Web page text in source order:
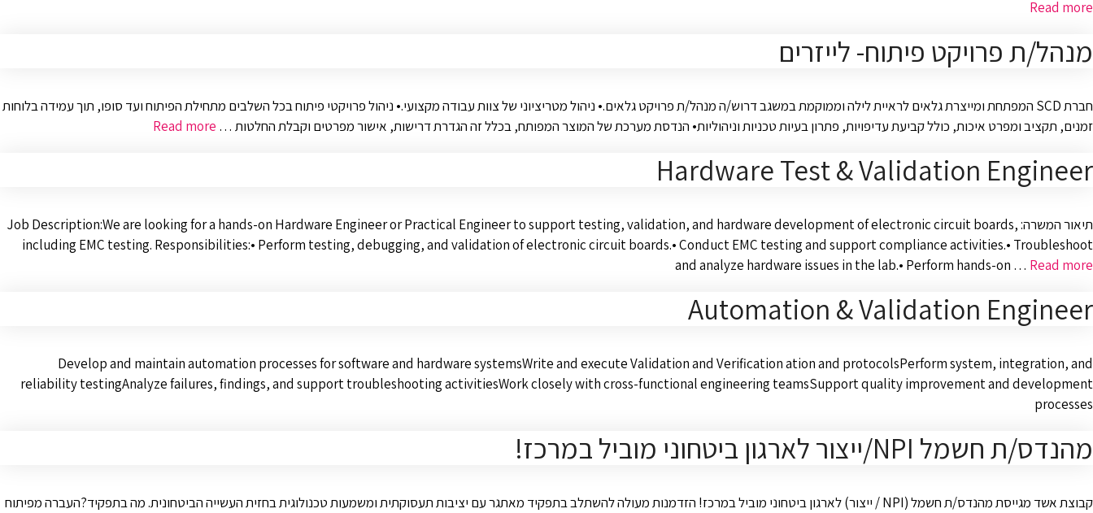
Read more
מנהל/ת פרויקט פיתוח- לייזרים
חברת SCD המפתחת ומייצרת גלאים לראיית לילה וממוקמת במשגב דרוש/ה מנהל/ת פרויקט גלאים.• ניהול מטריציוני של צוות עבודה מקצועי.• ניהול פרויקטי פיתוח בכל השלבים מתחילת הפיתוח ועד סופו, תוך עמידה בלוחות
זמנים, תקציב ומפרט איכות, כולל קביעת עדיפויות, פתרון בעיות טכניות וניהוליות• הנדסת מערכת של המוצר המפותח, בכלל זה הגדרת דרישות, אישור מפרטים וקבלת החלטות … Read more
Hardware Test & Validation Engineer
תיאור המשרה: Job Description:We are looking for a hands-on Hardware Engineer or Practical Engineer to support testing, validation, and hardware development of electronic circuit boards,
including EMC testing. Responsibilities:• Perform testing, debugging, and validation of electronic circuit boards.• Conduct EMC testing and support compliance activities.• Troubleshoot
and analyze hardware issues in the lab.• Perform hands-on … Read more
Automation & Validation Engineer
Develop and maintain automation processes for software and hardware systemsWrite and execute Validation and Verification ation and protocolsPerform system, integration, and
reliability testingAnalyze failures, findings, and support troubleshooting activitiesWork closely with cross-functional engineering teamsSupport quality improvement and development
processes
מהנדס/ת חשמל NPI/ייצור לארגון ביטחוני מוביל במרכז!
קבוצת אשד מגייסת מהנדס/ת חשמל (NPI / ייצור) לארגון ביטחוני מוביל במרכז! הזדמנות מעולה להשתלב בתפקיד מאתגר עם יציבות תעסוקתית ומשמעות טכנולוגית בחזית העשייה הביטחונית. מה בתפקיד?העברה מפיתוח